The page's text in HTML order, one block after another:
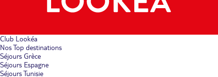
Club Lookéa
Nos Top destinations
Séjours Grèce
Séjours Espagne
Séjours Tunisie